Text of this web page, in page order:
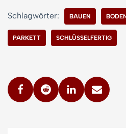
Schlagwörter: BAUEN
PARKETT SCHLÜSSELFERTIG